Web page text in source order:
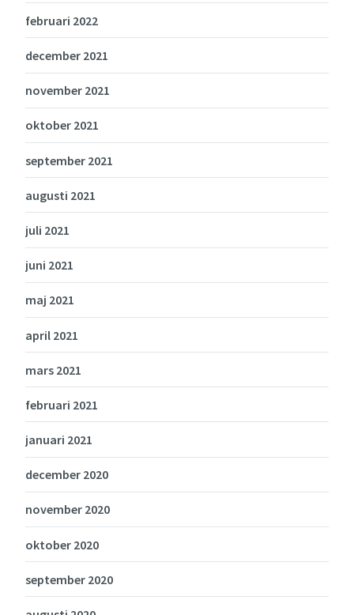
februari 2022
december 2021
november 2021
oktober 2021
september 2021
augusti 2021
juli 2021
juni 2021
maj 2021
april 2021
mars 2021
februari 2021
januari 2021
december 2020
november 2020
oktober 2020
september 2020